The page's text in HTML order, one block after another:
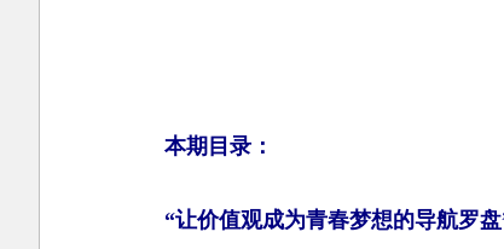
本期目录：
“让价值观成为青春梦想的导航罗